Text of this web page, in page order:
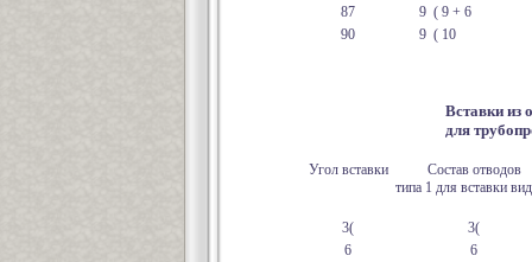
87
9 ( 9 + 6
90
9 ( 10
Вставки из
для
Угол вставки
Состав отводов
типа 1 для вставки
3(
3(
6
6